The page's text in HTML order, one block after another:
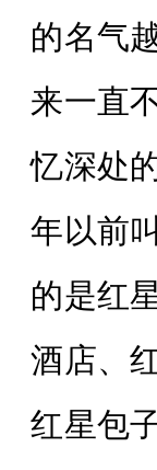
的名气
来一直
忆深处
年以前
的是红
酒店、
红星包